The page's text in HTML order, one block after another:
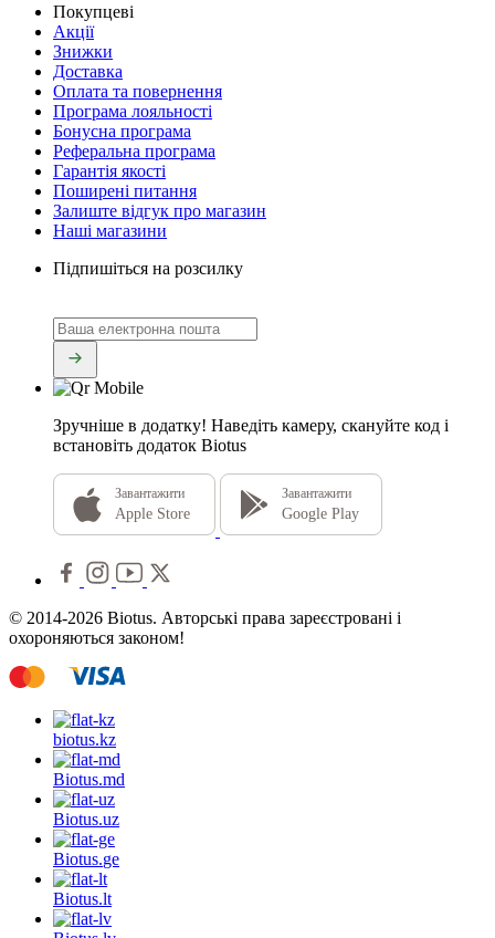
Покупцеві
Акції
Знижки
Доставка
Оплата та повернення
Програма лояльності
Бонусна програма
Реферальна програма
Гарантія якості
Поширені питання
Залиште відгук про магазин
Наші магазини
Підпишіться на розсилку
Зручніше в додатку! Наведіть камеру, скануйте код і
встановіть додаток Biotus
Завантажити
Apple Store
Завантажити
Google Play
© 2014-2026 Biotus. Авторські права зареєстровані і
охороняються законом!
biotus.kz
Biotus.md
Biotus.uz
Biotus.ge
Biotus.lt